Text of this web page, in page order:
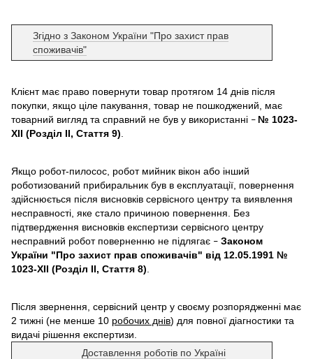
Згідно з Законом України "Про захист прав
споживачів"
Клієнт має право повернути товар протягом 14 днів після
покупки, якщо ціле пакування, товар не пошкоджений, має
товарний вигляд та справний не був у використанні – № 1023-
XII (Розділ II, Стаття 9)
Якщо робот-пилосос, робот мийник вікон або інший
роботизований прибиральник був в експлуатації, повернення
здійснюється після висновків сервісного центру та виявлення
несправності, яке стало причиною повернення. Без
підтвердження висновків експертизи сервісного центру
несправний робот поверненню не підлягає – Законом
України "Про захист прав споживачів" від 12.05.1991 №
1023-XII (Розділ II, Стаття 8)
Після звернення, сервісний центр у своєму розпорядженні має
2 тижні (не менше 10 робочих днів) для повної діагностики та
видачі рішення експертизи.
Доставлення роботів по Україні